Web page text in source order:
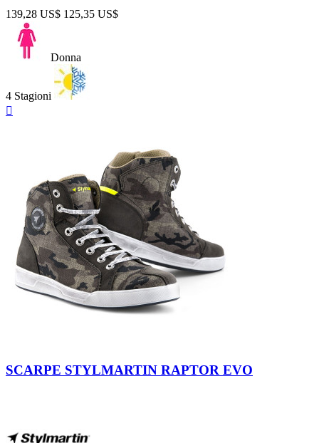
139,28 US$ 125,35 US$
Donna
4 Stagioni

SCARPE STYLMARTIN RAPTOR EVO